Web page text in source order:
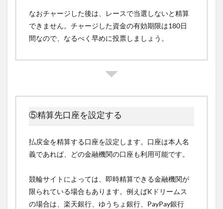
なおチャージした後は、レースで当選しないと精算
できません。チャージした資金の有効期限は180日
間なので、なるべく早めに投票しましょう。
⑤精算先口座を設定する
払戻金を精算する口座を設定します。口座は本人名
義であれば、どの金融機関の口座も利用可能です。
競輪サイトによっては、即時精算できる金融機関が
限られている場合もあります。例えばKドリームス
の場合は、楽天銀行、ゆうちょ銀行、PayPay銀行